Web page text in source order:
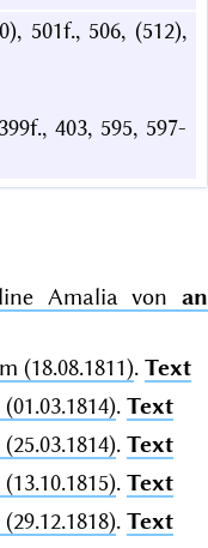
501f., 506, (512),
403, 595, 597-
Amalia von an
(18.08.1811). Text
(01.03.1814). Text
. Text
. Text
. Text